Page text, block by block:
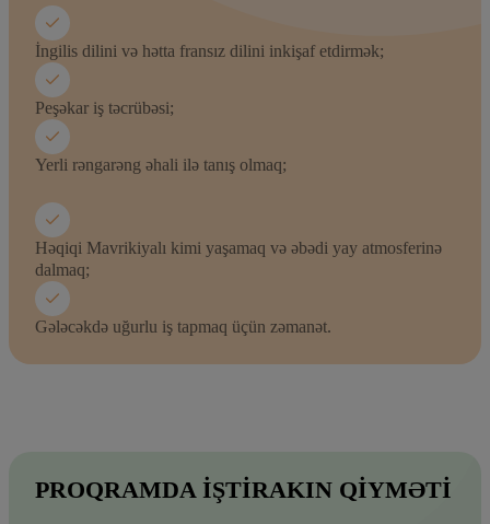
İngilis dilini və hətta fransız dilini inkişaf etdirmək;
Peşəkar iş təcrübəsi;
Yerli rəngarəng əhali ilə tanış olmaq;
Həqiqi Mavrikiyalı kimi yaşamaq və əbədi yay atmosferinə
dalmaq;
Gələcəkdə uğurlu iş tapmaq üçün zəmanət.
PROQRAMDA IŞTIRAKIN QIYMƏTI